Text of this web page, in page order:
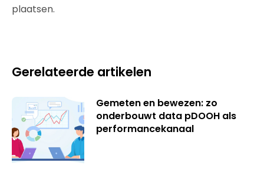
plaatsen.
Gerelateerde artikelen
Gemeten en bewezen: zo
onderbouwt data pDOOH als
performancekanaal